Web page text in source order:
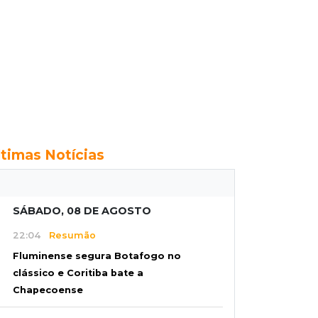
Notícias
SÁBADO, 08 DE AGOSTO
22:04 Resumão
Fluminense segura Botafogo no
clássico e Coritiba bate a
Chapecoense